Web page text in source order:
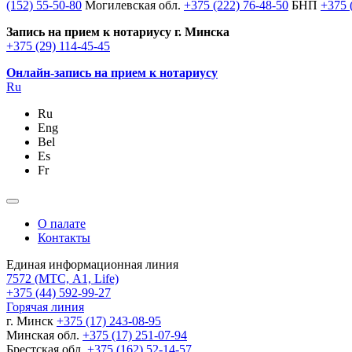
(152) 55-50-80 Могилевская обл. +375 (222) 76-48-50 БНП +375
Запись на прием к нотариусу г. Минска
+375 (29) 114-45-45
Онлайн-запись на прием к нотариусу
Ru
Ru
Eng
Bel
Es
Fr
О палате
Контакты
Единая информационная линия
7572 (МТС, A1, Life)
+375 (44) 592-99-27
Горячая линия
г. Минск +375 (17) 243-08-95
Минская обл. +375 (17) 251-07-94
Брестская обл. +375 (162) 52-14-57